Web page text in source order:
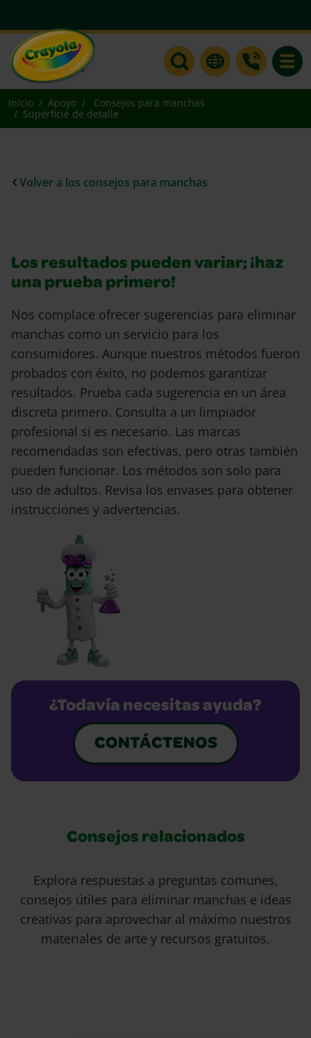
Inicio Apoyo
Consejos para manchas
Superficie de detalle
Volver a los consejos para manchas
Los resultados pueden variar; ¡haz
una prueba primero!
Nos complace ofrecer sugerencias para eliminar
manchas como un servicio para los
consumidores. Aunque nuestros métodos fueron
probados con éxito, no podemos garantizar
resultados. Prueba cada sugerencia en un área
discreta primero. Consulta a un limpiador
profesional si es necesario. Las marcas
recomendadas son efectivas, pero otras también
pueden funcionar. Los métodos son solo para
uso de adultos. Revisa los envases para obtener
instrucciones y advertencias.
¿Todavía necesitas ayuda?
CONTÁCTENOS
Consejos relacionados
Explora respuestas a preguntas comunes,
consejos útiles para eliminar manchas e ideas
creativas para aprovechar al máximo nuestros
materiales de arte y recursos gratuitos.